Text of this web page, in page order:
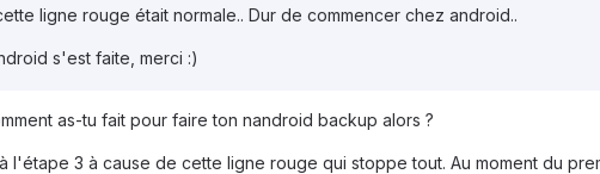
ligne rouge était normale.. Dur de commencer chez android..
s'est faite, merci :)
as-tu fait pour faire ton nandroid backup alors ?
l'étape 3 à cause de cette ligne rouge qui stoppe tout. Au moment du